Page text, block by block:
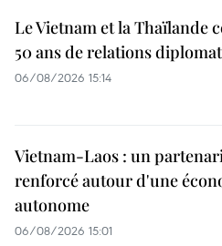
Le Vietnam et la Thaïlande
50 ans de relations
06/08/2026 15:14
Vietnam-Laos : un
renforcé autour d'une
autonome
06/08/2026 15:01